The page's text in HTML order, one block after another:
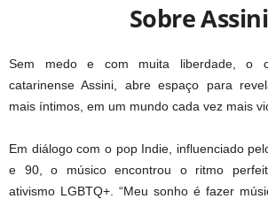
Sobre Assini
Sem medo e com muita liberdade, o
catarinense Assini, abre espaço para
mais íntimos, em um mundo cada vez mais
Em diálogo com o pop Indie, influenciado
e 90, o músico encontrou o ritmo
ativismo LGBTQ+. “Meu sonho é fazer